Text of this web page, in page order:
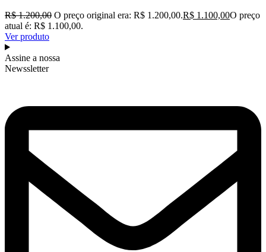
R$1.200,00 O preço original era: R$ 1.200,00.R$ 1.100,00O preço
atual é: R$ 1.100,00.
Ver produto
Assine a nossa
Newssletter